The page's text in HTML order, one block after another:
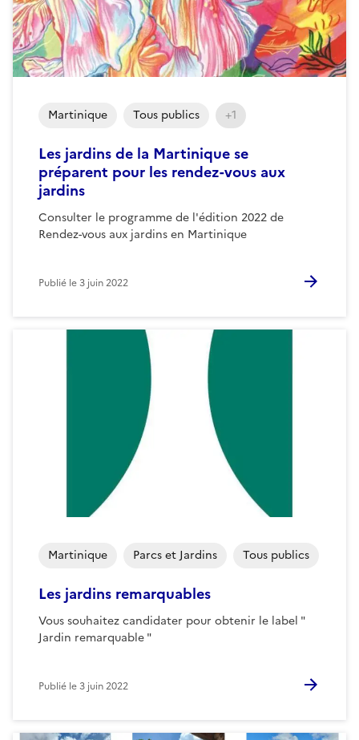
Les jardins de la Martinique se
préparent pour les rendez-vous aux
jardins
Consulter le programme de l'édition 2022 de
Rendez-vous aux jardins en Martinique
Martinique Tous publics +1
Publié le3 juin 2022
Les jardins remarquables
Vous souhaitez candidater pour obtenir le label "
Jardin remarquable "
Martinique Parcs et Jardins Tous publics
Publié le3 juin 2022